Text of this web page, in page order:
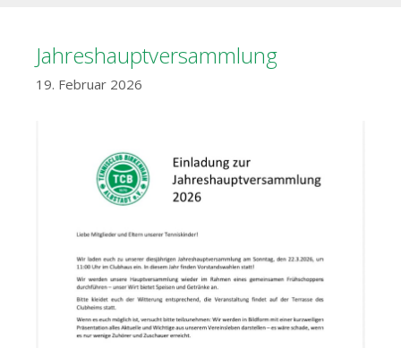
Jahreshauptversammlung
19. Februar 2026